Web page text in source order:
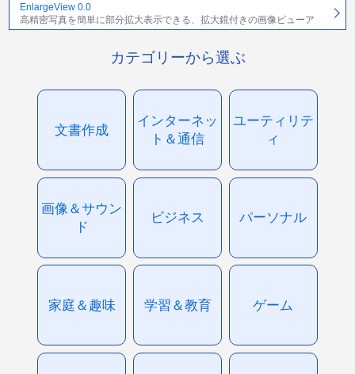
EnlargeView 0.0
高精密写真を簡単に部分拡大表示できる、拡大鏡付きの画像ビューア
カテゴリーから選ぶ
文書作成
インターネッ
ト＆通信
ユーティリテ
ィ
画像＆サウン
ド
ビジネス パーソナル
家庭＆趣味 学習＆教育 ゲーム